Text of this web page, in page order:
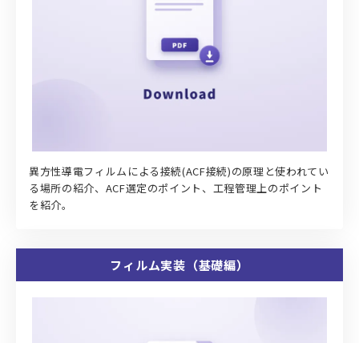
異方性導電フィルムによる接続(ACF接続)の原理と使われてい
る場所の紹介、ACF選定のポイント、工程管理上のポイント
を紹介。
フィルム実装（基礎編）